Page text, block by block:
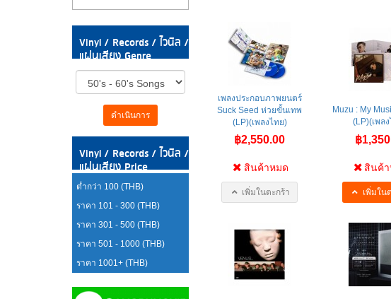
Vinyl / Records / ไวนิล /
แผ่นเสียง Genre
ดำเนินการ
Vinyl / Records / ไวนิล /
แผ่นเสียง Price
ต่ำกว่า 100 (THB)
ราคา 101 - 300 (THB)
ราคา 301 - 500 (THB)
ราคา 501 - 1000 (THB)
ราคา 1001+ (THB)
เพลงประกอบภาพยนตร์
Suck Seed ห่วยขั้นเทพ
(LP)(เพลงไทย)
฿2,550.00
สินค้าหมด
เพิ่มในตะกร้า
Muzu : My
(LP)(เพล
฿
สินค้
เพิ่มใน